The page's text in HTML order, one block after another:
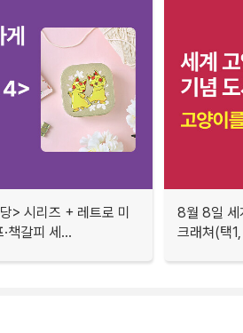
> 시리즈 + 레트로 미
책갈피 세...
8월 8일 세
크래쳐(택